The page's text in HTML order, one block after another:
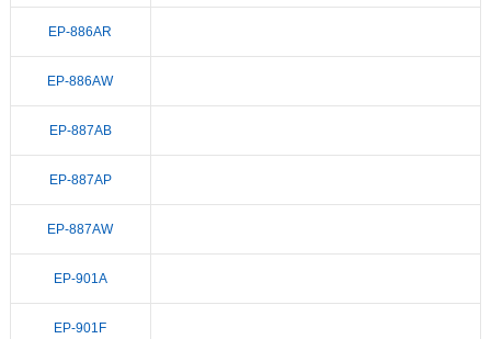
EP-886AR
EP-886AW
EP-887AB
EP-887AP
EP-887AW
EP-901A
EP-901F